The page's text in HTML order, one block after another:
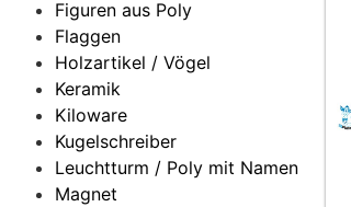
Figuren aus Poly
Flaggen
Holzartikel / Vögel
Keramik
Kiloware
Kugelschreiber
Leuchtturm / Poly mit Namen
Magnet